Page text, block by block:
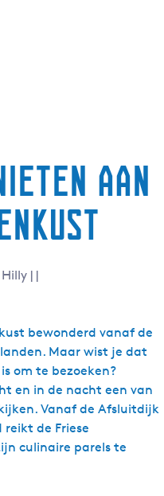
aan
Hilly | |
bewonderd vanaf de
Maar wist je dat
om te bezoeken?
en in de nacht een van
Vanaf de Afsluitdijk
de Friese
culinaire parels te